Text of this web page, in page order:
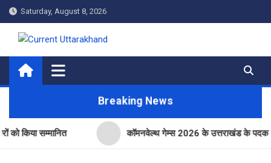
Skip
to
content
Saturday, August 8, 2026
Current Uttarakhand
Breaking News
सम्मानित कॉमनवेल्थ गेम्स 2026 के उत्तराखंड के पदक विजेताओं